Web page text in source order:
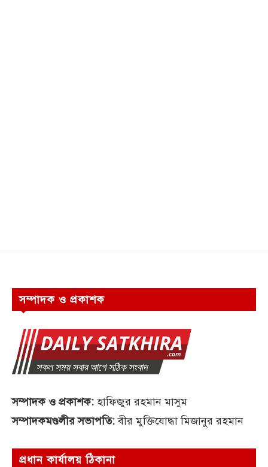
সম্পাদক ও প্রকাশক
সম্পাদক ও প্রকাশক:হাফিজুর রহমান মাসুম
সম্পাদকমণ্ডলীর সভাপতি:বীর মুক্তিযোদ্ধা মিজানুর রহমান
প্রধান কার্যালয় ঠিকানা